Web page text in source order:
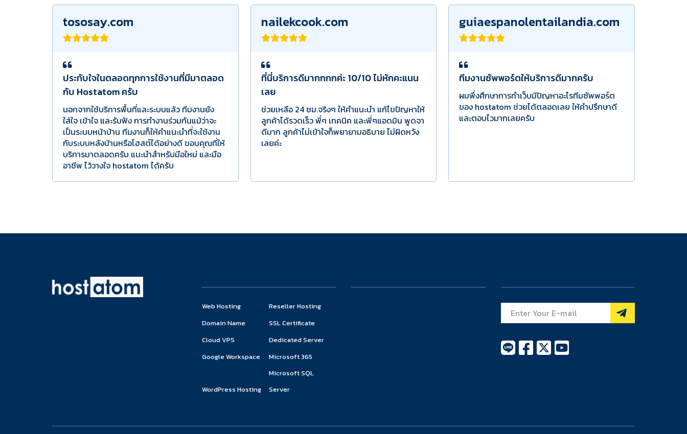
tososay.com
ประทับใจในตลอดทุกการใช้งานที่มีมาตลอด
กับ Hostatom ครับ
นอกจากใช้บริการพื้นที่และระบบแล้ว ทีมงานยัง
ใส่ใจ เข้าใจ และรับฟัง การทำงานร่วมกันแม้ว่าจะ
เป็นระบบหน้าบ้าน ทีมงานก็ให้คำแนะนำที่จะใช้งาน
กับระบบหลังบ้านหรือโฮสต์ได้อย่างดี ขอบคุณที่ให้
บริการมาตลอดครับ แนะนำสำหรับมือใหม่ และมือ
อาชีพ ไว้วางใจ hostatom ได้ครับ
nailekcook.com
ที่นี่บริการดีมากกกกค่ะ 10/10 ไม่หักคะแนน
เลย
ช่วยเหลือ 24 ชม.จริงๆ ให้คำแนะนำ แก้ไขปัญหาให้
ลูกค้าได้รวดเร็ว พี่ๆ เทคนิค และพี่ๆแอดมิน พูดจา
ดีมาก ลูกค้าไม่เข้าใจก็พยายามอธิบาย ไม่ผิดหวัง
เลยค่ะ
guiaespanolentailandia.com
ทีมงานซัพพอร์ตให้บริการดีมากครับ
ผมพึ่งศึกษาการทำเว็บมีปัญหาอะไรทีมซัพพอร์ต
ของ hostatom ช่วยได้ตลอดเลย ให้คำปรึกษาดี
และตอบไวมากเลยครับ
Web Hosting
Reseller Hosting
Domain Name
SSL Certificate
Cloud VPS
Dedicated Server
Google Workspace
Microsoft 365
WordPress Hosting
Microsoft SQL
Server